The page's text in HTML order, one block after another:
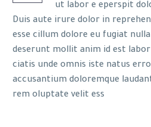
ut labor e eperspit
Duis aute irure dolor in
esse cillum dolore eu fugiat
deserunt mollit anim id est
ciatis unde omnis iste natus
accusantium doloremque
rem oluptate velit ess